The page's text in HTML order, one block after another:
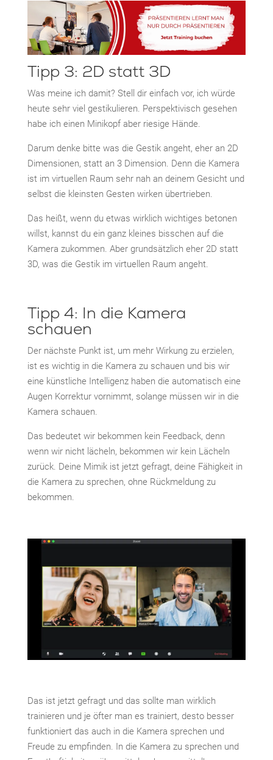
Tipp 3: 2D statt 3D
Was meine ich damit? Stell dir einfach vor, ich würde
heute sehr viel gestikulieren. Perspektivisch gesehen
habe ich einen Minikopf aber riesige Hände.
Darum denke bitte was die Gestik angeht, eher an 2D
Dimensionen, statt an 3 Dimension. Denn die Kamera
ist im virtuellen Raum sehr nah an deinem Gesicht und
selbst die kleinsten Gesten wirken übertrieben.
Das heißt, wenn du etwas wirklich wichtiges betonen
willst, kannst du ein ganz kleines bisschen auf die
Kamera zukommen. Aber grundsätzlich eher 2D statt
3D, was die Gestik im virtuellen Raum angeht.
Tipp 4: In die Kamera
schauen
Der nächste Punkt ist, um mehr Wirkung zu erzielen,
ist es wichtig in die Kamera zu schauen und bis wir
eine künstliche Intelligenz haben die automatisch eine
Augen Korrektur vornimmt, solange müssen wir in die
Kamera schauen.
Das bedeutet wir bekommen kein Feedback, denn
wenn wir nicht lächeln, bekommen wir kein Lächeln
zurück. Deine Mimik ist jetzt gefragt, deine Fähigkeit in
die Kamera zu sprechen, ohne Rückmeldung zu
bekommen.
Das ist jetzt gefragt und das sollte man wirklich
trainieren und je öfter man es trainiert, desto besser
funktioniert das auch in die Kamera sprechen und
Freude zu empfinden. In die Kamera zu sprechen und